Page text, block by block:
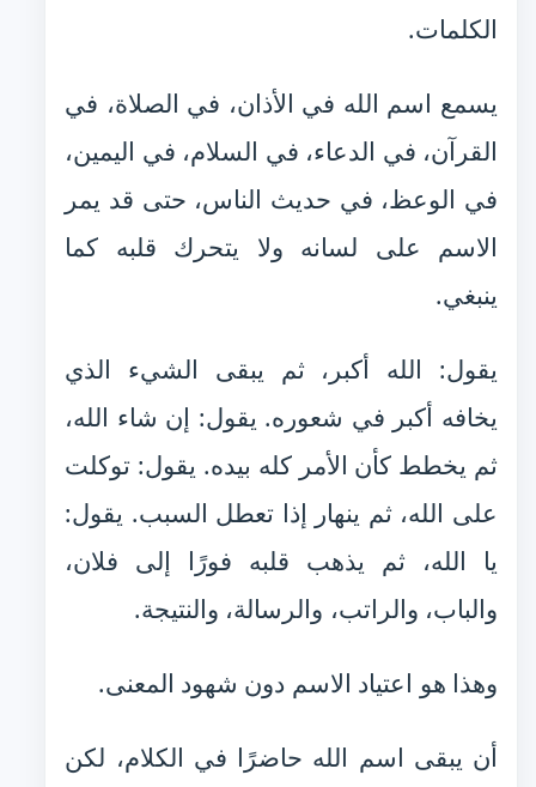
الكلمات.
يسمع اسم الله في الأذان، في الصلاة، في
القرآن، في الدعاء، في السلام، في اليمين،
في الوعظ، في حديث الناس، حتى قد يمر
الاسم على لسانه ولا يتحرك قلبه كما
ينبغي.
يقول: الله أكبر، ثم يبقى الشيء الذي
يخافه أكبر في شعوره. يقول: إن شاء الله،
ثم يخطط كأن الأمر كله بيده. يقول: توكلت
على الله، ثم ينهار إذا تعطل السبب. يقول:
يا الله، ثم يذهب قلبه فورًا إلى فلان،
والباب، والراتب، والرسالة، والنتيجة.
وهذا هو اعتياد الاسم دون شهود المعنى.
أن يبقى اسم الله حاضرًا في الكلام، لكن